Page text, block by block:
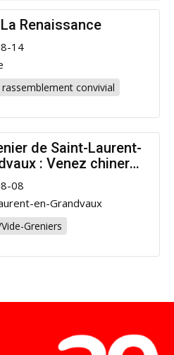
Renaissance
14
convivial
de Saint-Laurent-
: Venez chiner
cause !
08
en-Grandvaux
Greniers